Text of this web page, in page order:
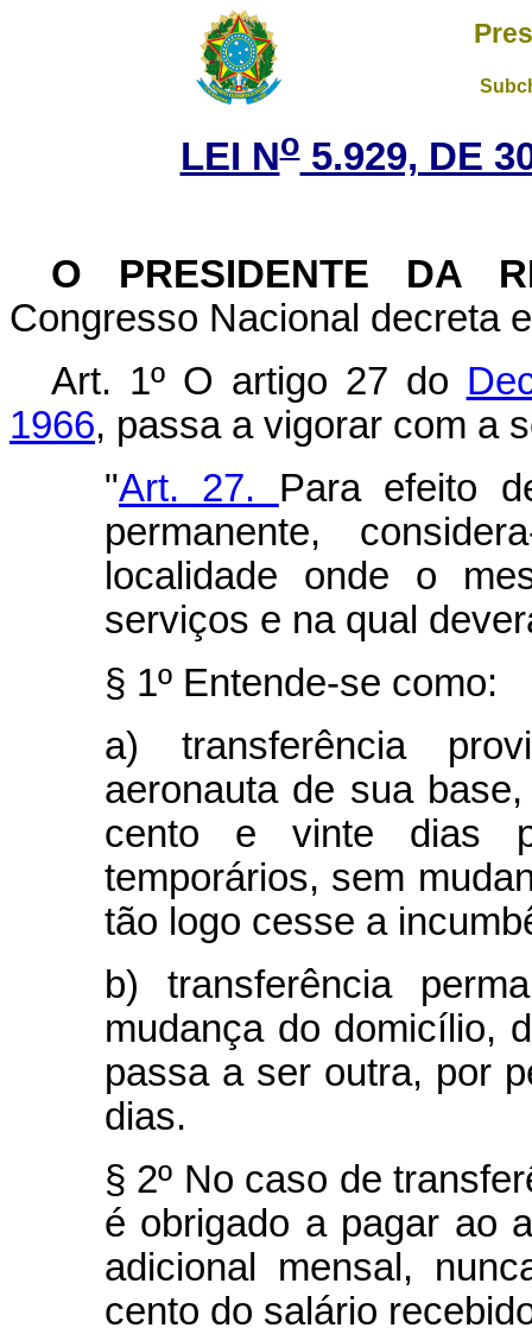
LEI No5.929, DE
O
PRESIDENTE DA
Congresso Nacional decreta
Art. 1º O artigo 27 do
1966, passa a vigorar com a
"Art. 27. Para efeito
permanente,
localidade onde o
serviços e na qual
§ 1º Entende-se como:
a) transferência
aeronauta de sua
cento e vinte dias
temporários, sem
tão logo cesse a
b) transferência
mudança do domicílio,
passa a ser outra, por
dias.
§ 2º No caso de
é obrigado a pagar ao
adicional mensal,
cento do salário